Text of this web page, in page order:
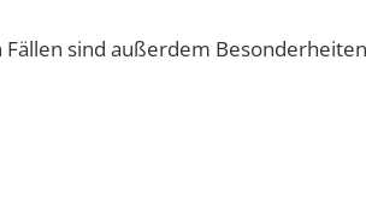
sind außerdem